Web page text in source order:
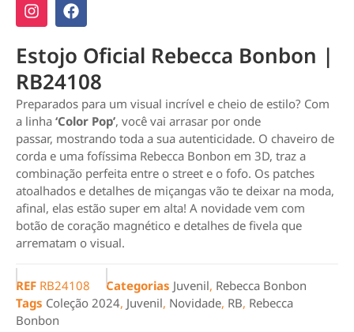
Estojo Oficial Rebecca Bonbon |
RB24108
Preparados para um visual incrível e cheio de estilo? Com
a linha ‘Color Pop’, você vai arrasar por onde
passar, mostrando toda a sua autenticidade. O chaveiro de
corda e uma fofíssima Rebecca Bonbon em 3D, traz a
combinação perfeita entre o street e o fofo. Os patches
atoalhados e detalhes de miçangas vão te deixar na moda,
afinal, elas estão super em alta! A novidade vem com
botão de coração magnético e detalhes de fivela que
arrematam o visual.
REF RB24108 Categorias Juvenil, Rebecca Bonbon
Tags Coleção 2024, Juvenil, Novidade, RB, Rebecca
Bonbon